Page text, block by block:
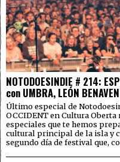
NOTODOESINDIE # 214:
con UMBRA, LEÓN
Último especial de
OCCIDENT en Cultura
especiales que te hemos
cultural principal de la isla y
segundo día de festival que,